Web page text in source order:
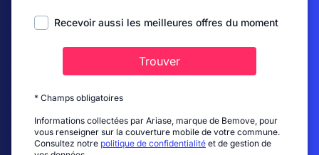
Recevoir aussi les meilleures offres du moment
Trouver
* Champs obligatoires
Informations collectées par Ariase, marque de Bemove, pour
vous renseigner sur la couverture mobile de votre commune.
Consultez notre politique de confidentialité et de gestion de